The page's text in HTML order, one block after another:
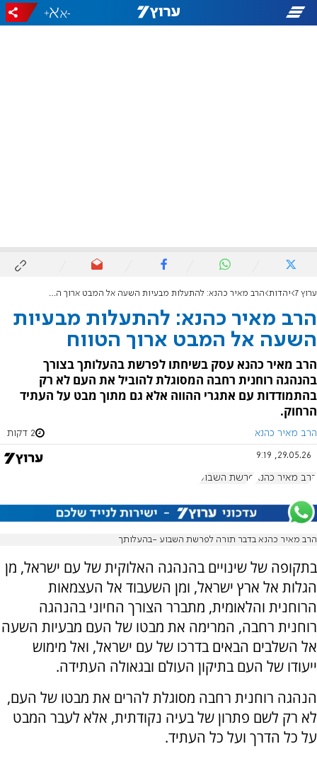
-
+
ערוץ 7 יהדות הרב מאיר כהנא: להתעלות מבעיות השעה אל המבט ארוך הטווח
הרב מאיר כהנא: להתעלות מבעיות
השעה אל המבט ארוך הטווח
הרב מאיר כהנא עסק בשיחתו לפרשת בהעלותך בצורך
בהנהגה רוחנית רחבה המסוגלת להוביל את העם לא רק
בהתמודדות עם אתגרי ההווה אלא גם מתוך מבט על העתיד
הרחוק.
הרב מאיר כהנא 2 דקות
29.05.26, 9:19
הרב מאיר כהנא פרשת השבוע
הרב מאיר כהנא בדבר תורה לפרשת השבוע -בהעלותך
בתקופה של שינויים בהנהגה האלוקית של עם ישראל, מן
הגלות אל ארץ ישראל, ומן השעבוד אל העצמאות
הרוחנית והלאומית, מתברר הצורך החיוני בהנהגה
רוחנית רחבה, המרימה את מבטו של העם מבעיות השעה
אל השלבים הבאים בדרכו של עם ישראל, ואל מימוש
ייעודו של העם בתיקון העולם ובגאולה העתידה.
הנהגה רוחנית רחבה מסוגלת להרים את מבטו של העם,
לא רק לשם פתרון של בעיה נקודתית, אלא לעבר המבט
על כל הדרך ועל כל העתיד.